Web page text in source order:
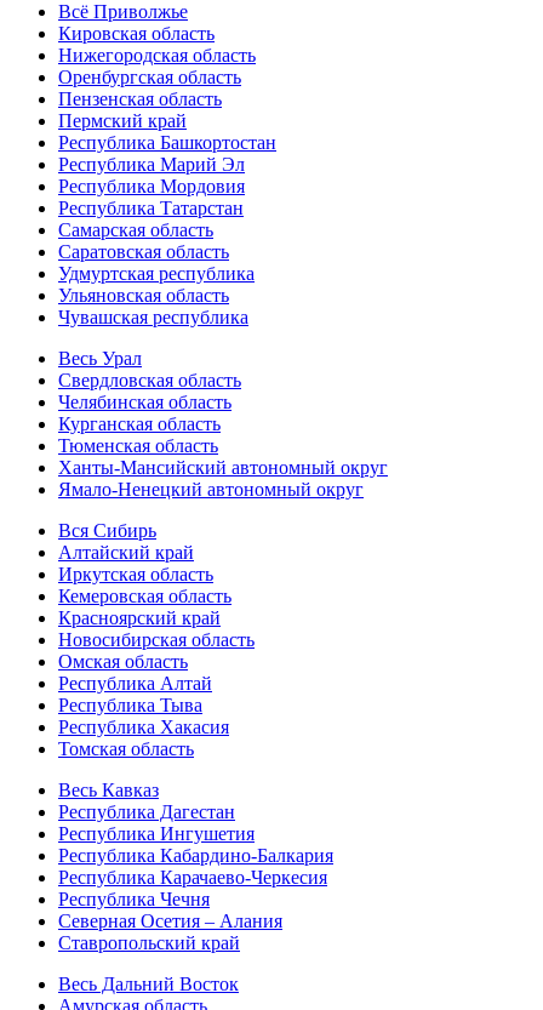
Всё Приволжье
Кировская область
Нижегородская область
Оренбургская область
Пензенская область
Пермский край
Республика Башкортостан
Республика Марий Эл
Республика Мордовия
Республика Татарстан
Самарская область
Саратовская область
Удмуртская республика
Ульяновская область
Чувашская республика
Весь Урал
Свердловская область
Челябинская область
Курганская область
Тюменская область
Ханты-Мансийский автономный округ
Ямало-Ненецкий автономный округ
Вся Сибирь
Алтайский край
Иркутская область
Кемеровская область
Красноярский край
Новосибирская область
Омская область
Республика Алтай
Республика Тыва
Республика Хакасия
Томская область
Весь Кавказ
Республика Дагестан
Республика Ингушетия
Республика Кабардино-Балкария
Республика Карачаево-Черкесия
Республика Чечня
Северная Осетия – Алания
Ставропольский край
Весь Дальний Восток
Амурская область